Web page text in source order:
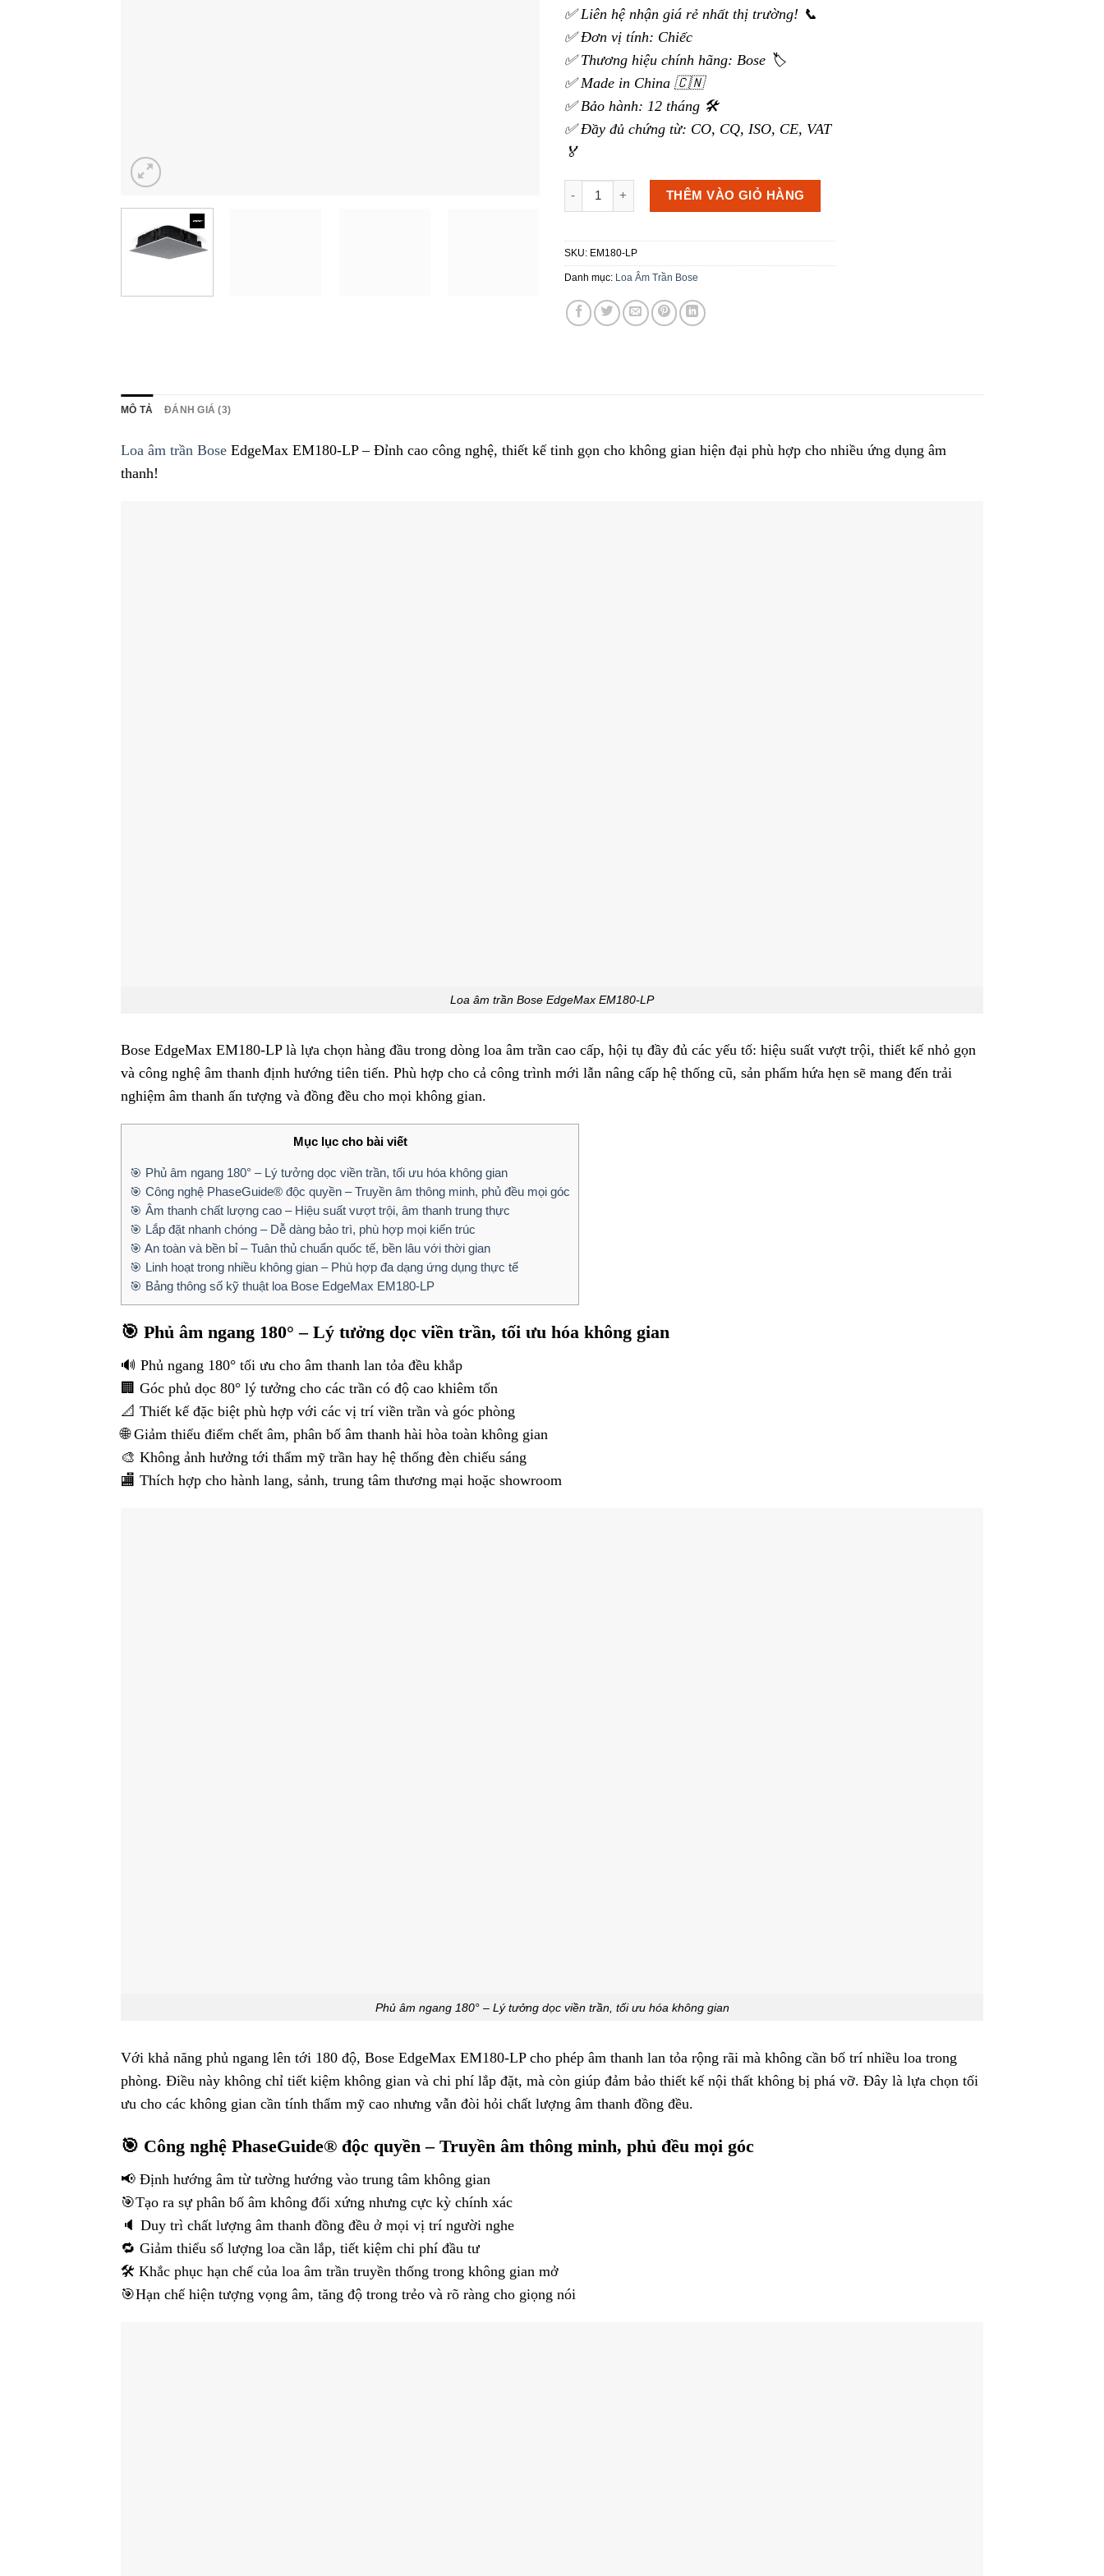
✅ Liên hệ nhận giá rẻ nhất thị trường! 📞
✅ Đơn vị tính: Chiếc
✅ Thương hiệu chính hãng: Bose 🏷️
✅ Made in China 🇨🇳
✅ Bảo hành: 12 tháng 🛠️
✅ Đầy đủ chứng từ: CO, CQ, ISO, CE, VAT
🏅
Loa âm trần Bose EdgeMax EM180-LP số lượng
THÊM VÀO GIỎ HÀNG
SKU: EM180-LP
Danh mục: Loa Âm Trần Bose
MÔ TẢ ĐÁNH GIÁ (3)
Loa âm trần Bose EdgeMax EM180-LP – Đỉnh cao công nghệ, thiết kế tinh gọn cho không gian hiện đại phù hợp cho nhiều ứng dụng âm
thanh!
Loa âm trần Bose EdgeMax EM180-LP
Bose EdgeMax EM180-LP là lựa chọn hàng đầu trong dòng loa âm trần cao cấp, hội tụ đầy đủ các yếu tố: hiệu suất vượt trội, thiết kế nhỏ gọn
và công nghệ âm thanh định hướng tiên tiến. Phù hợp cho cả công trình mới lẫn nâng cấp hệ thống cũ, sản phẩm hứa hẹn sẽ mang đến trải
nghiệm âm thanh ấn tượng và đồng đều cho mọi không gian.
Mục lục cho bài viết
🎯 Phủ âm ngang 180° – Lý tưởng dọc viền trần, tối ưu hóa không gian
🎯 Công nghệ PhaseGuide® độc quyền – Truyền âm thông minh, phủ đều mọi góc
🎯 Âm thanh chất lượng cao – Hiệu suất vượt trội, âm thanh trung thực
🎯 Lắp đặt nhanh chóng – Dễ dàng bảo trì, phù hợp mọi kiến trúc
🎯 An toàn và bền bỉ – Tuân thủ chuẩn quốc tế, bền lâu với thời gian
🎯 Linh hoạt trong nhiều không gian – Phù hợp đa dạng ứng dụng thực tế
🎯 Bảng thông số kỹ thuật loa Bose EdgeMax EM180-LP
🎯 Phủ âm ngang 180° – Lý tưởng dọc viền trần, tối ưu hóa không gian
🔊 Phủ ngang 180° tối ưu cho âm thanh lan tỏa đều khắp
🏢 Góc phủ dọc 80° lý tưởng cho các trần có độ cao khiêm tốn
📐 Thiết kế đặc biệt phù hợp với các vị trí viền trần và góc phòng
🌐 Giảm thiểu điểm chết âm, phân bố âm thanh hài hòa toàn không gian
🎨 Không ảnh hưởng tới thẩm mỹ trần hay hệ thống đèn chiếu sáng
🏬 Thích hợp cho hành lang, sảnh, trung tâm thương mại hoặc showroom
Phủ âm ngang 180° – Lý tưởng dọc viền trần, tối ưu hóa không gian
Với khả năng phủ ngang lên tới 180 độ, Bose EdgeMax EM180-LP cho phép âm thanh lan tỏa rộng rãi mà không cần bố trí nhiều loa trong
phòng. Điều này không chỉ tiết kiệm không gian và chi phí lắp đặt, mà còn giúp đảm bảo thiết kế nội thất không bị phá vỡ. Đây là lựa chọn tối
ưu cho các không gian cần tính thẩm mỹ cao nhưng vẫn đòi hỏi chất lượng âm thanh đồng đều.
🎯 Công nghệ PhaseGuide® độc quyền – Truyền âm thông minh, phủ đều mọi góc
📢 Định hướng âm từ tường hướng vào trung tâm không gian
🎯Tạo ra sự phân bố âm không đối xứng nhưng cực kỳ chính xác
🔈 Duy trì chất lượng âm thanh đồng đều ở mọi vị trí người nghe
🔁 Giảm thiểu số lượng loa cần lắp, tiết kiệm chi phí đầu tư
🛠️ Khắc phục hạn chế của loa âm trần truyền thống trong không gian mở
🎯Hạn chế hiện tượng vọng âm, tăng độ trong trẻo và rõ ràng cho giọng nói